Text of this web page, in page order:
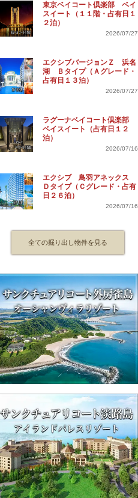
東京ベイコート倶楽部 ベイ
スイート（１１階・占有日１
２泊）
2026/07/27
エクシブバージョンＺ 浜名
湖 Ｂタイプ（Ａグレード・
占有日１３泊）
2026/07/27
ラグーナベイコート倶楽部
ベイスイート（占有日１２
泊）
2026/07/16
エクシブ 鳥羽アネックス
Ｄタイプ（Ｃグレード・占有
日２６泊）
2026/07/16
全ての掘り出し物件を見る